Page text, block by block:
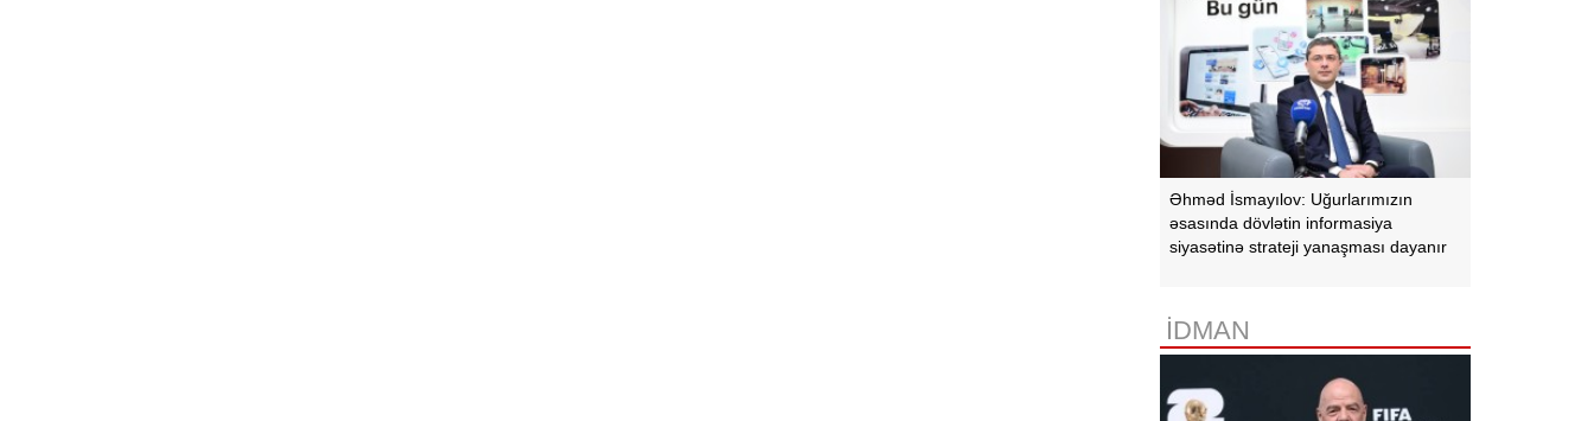
Əhməd İsmayılov: Uğurlarımızın
əsasında dövlətin informasiya
siyasətinə strateji yanaşması dayanır
İDMAN